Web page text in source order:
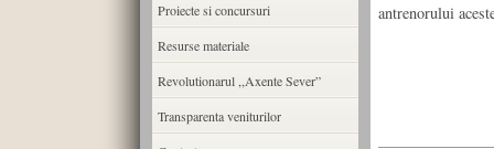
antrenorului
Proiecte si concursuri
Resurse materiale
Revolutionarul ,,Axente Sever”
Transparenta veniturilor